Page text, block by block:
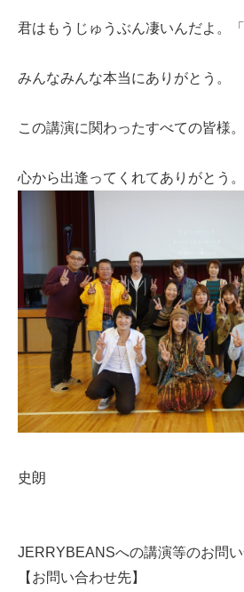
君はもうじゅうぶん凄いんだよ。「
みんなみんな本当にありがとう。
この講演に関わったすべての皆様。
心から出逢ってくれてありがとう。
史朗
JERRYBEANSへの講演等のお問
【お問い合わせ先】